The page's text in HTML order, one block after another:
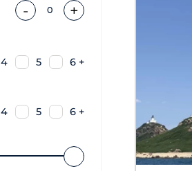
- 0 +
4 5 6 +
4 5 6 +